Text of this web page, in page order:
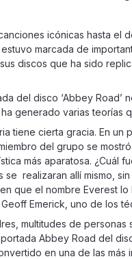
icónicas hasta el
marcada de
discos que ha sido
del disco ‘Abbey Road’
generado varias teorías
tiene cierta gracia. En
del grupo se
más aparatosa. ¿Cuál
se realizaran allí mismo,
que el nombre Everest
Emerick, uno de los
multitudes de
Abbey Road del
en una de las más